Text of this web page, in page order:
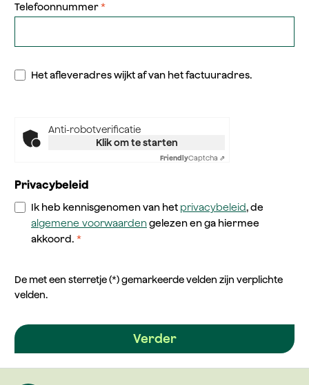
Telefoonnummer*
Het afleveradres wijkt af van het factuuradres.
Anti-robotverificatie
Klik om te starten
FriendlyCaptcha ⇗
Privacybeleid
Ik heb kennisgenomen van het privacybeleid, de
algemene voorwaardengelezen en ga hiermee
akkoord. *
De met een sterretje (*) gemarkeerde velden zijn verplichte
velden.
Verder